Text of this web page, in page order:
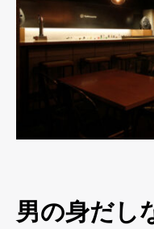
男の身だし